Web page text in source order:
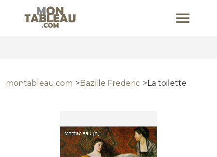
montableau.com Bazille Frederic La toilette